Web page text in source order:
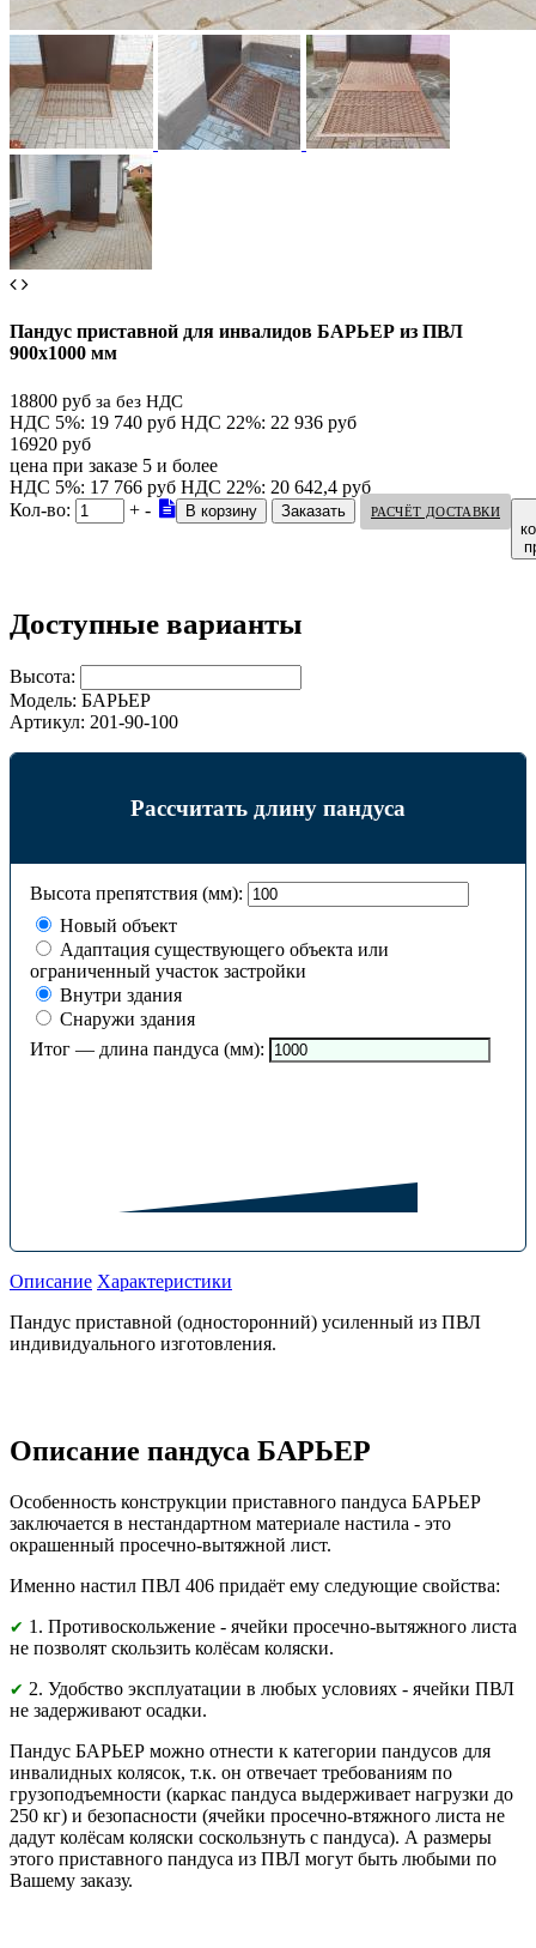
Пандус приставной для инвалидов БАРЬЕР из ПВЛ
900х1000 мм
18800 руб за без НДС
НДС 5%: 19 740 руб НДС 22%: 22 936 руб
16920 руб
цена при заказе 5 и более
НДС 5%: 17 766 руб НДС 22%: 20 642,4 руб
Кол-во:
+ - РАСЧЁТ ДОСТАВКИ
Доступные варианты
Высота:
Модель: БАРЬЕР
Артикул: 201-90-100
Рассчитать длину пандуса
Высота препятствия (мм):
Новый объект
Адаптация существующего объекта или
ограниченный участок застройки
Внутри здания
Снаружи здания
Итог — длина пандуса (мм):
Описание Характеристики
Пандус приставной (односторонний) усиленный из ПВЛ
индивидуального изготовления.
Описание пандуса БАРЬЕР
Особенность конструкции приставного пандуса БАРЬЕР
заключается в нестандартном материале настила - это
окрашенный просечно-вытяжной лист.
Именно настил ПВЛ 406 придаёт ему следующие свойства:
✔ 1. Противоскольжение - ячейки просечно-вытяжного листа
не позволят скользить колёсам коляски.
✔ 2. Удобство эксплуатации в любых условиях - ячейки ПВЛ
не задерживают осадки.
Пандус БАРЬЕР можно отнести к категории пандусов для
инвалидных колясок, т.к. он отвечает требованиям по
грузоподъемности (каркас пандуса выдерживает нагрузки до
250 кг) и безопасности (ячейки просечно-втяжного листа не
дадут колёсам коляски соскользнуть с пандуса). А размеры
этого приставного пандуса из ПВЛ могут быть любыми по
Вашему заказу.